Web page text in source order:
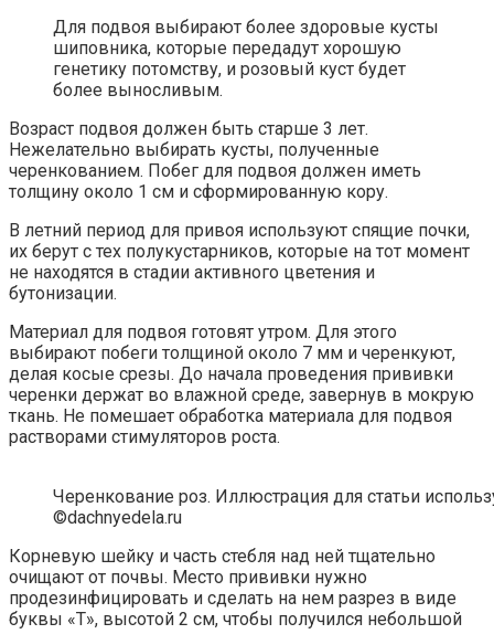
Для подвоя выбирают более здоровые кусты
шиповника, которые передадут хорошую
генетику потомству, и розовый куст будет
более выносливым.
Возраст подвоя должен быть старше 3 лет.
Нежелательно выбирать кусты, полученные
черенкованием. Побег для подвоя должен иметь
толщину около 1 см и сформированную кору.
В летний период для привоя используют спящие почки,
их берут с тех полукустарников, которые на тот момент
не находятся в стадии активного цветения и
бутонизации.
Материал для подвоя готовят утром. Для этого
выбирают побеги толщиной около 7 мм и черенкуют,
делая косые срезы. До начала проведения прививки
черенки держат во влажной среде, завернув в мокрую
ткань. Не помешает обработка материала для подвоя
растворами стимуляторов роста.
Черенкование роз. Иллюстрация для статьи
©dachnyedela.ru
Корневую шейку и часть стебля над ней тщательно
очищают от почвы. Место прививки нужно
продезинфицировать и сделать на нем разрез в виде
буквы «Т», высотой 2 см, чтобы получился небольшой